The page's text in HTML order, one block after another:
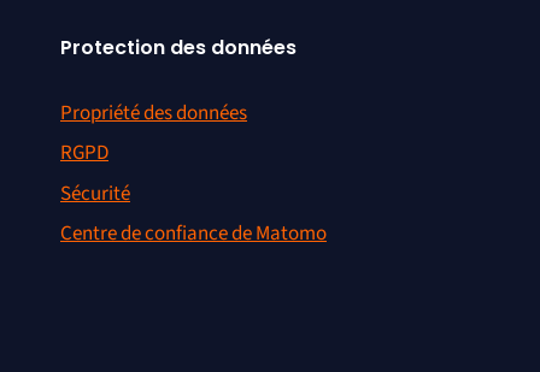
Protection des données
Propriété des données
RGPD
Sécurité
Centre de confiance de Matomo